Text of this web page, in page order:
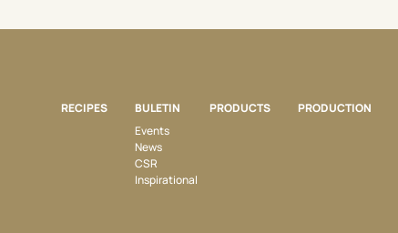
RECIPES
BULETIN
Events
News
CSR
Inspirational
PRODUCTS PRODUCTION